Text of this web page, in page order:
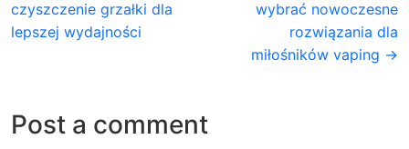
czyszczenie grzałki dla
lepszej wydajności
wybrać nowoczesne
rozwiązania dla
miłośników vaping →
Post a comment